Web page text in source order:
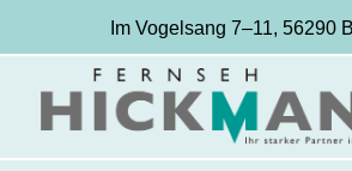
Im Vogelsang 7–11, 56290